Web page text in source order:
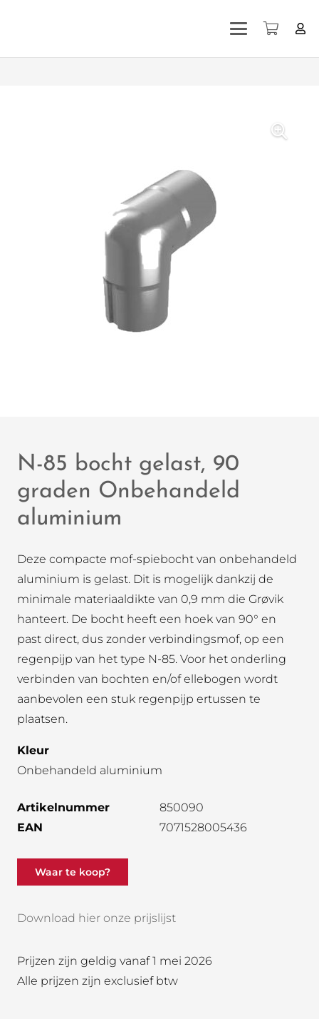
N-85 bocht gelast, 90
graden Onbehandeld
aluminium
Deze compacte mof-spiebocht van onbehandeld
aluminium is gelast. Dit is mogelijk dankzij de
minimale materiaaldikte van 0,9 mm die Grøvik
hanteert. De bocht heeft een hoek van 90° en
past direct, dus zonder verbindingsmof, op een
regenpijp van het type N-85. Voor het onderling
verbinden van bochten en/of ellebogen wordt
aanbevolen een stuk regenpijp ertussen te
plaatsen.
Kleur
Onbehandeld aluminium
Artikelnummer
850090
EAN
7071528005436
Waar te koop?
Download hier onze prijslijst
Prijzen zijn geldig vanaf 1 mei 2026
Alle prijzen zijn exclusief btw